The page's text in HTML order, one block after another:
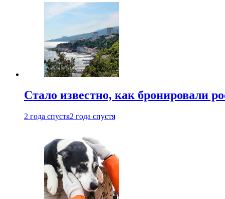
Стало известно, как бронировали
2 года спустя2 года спустя